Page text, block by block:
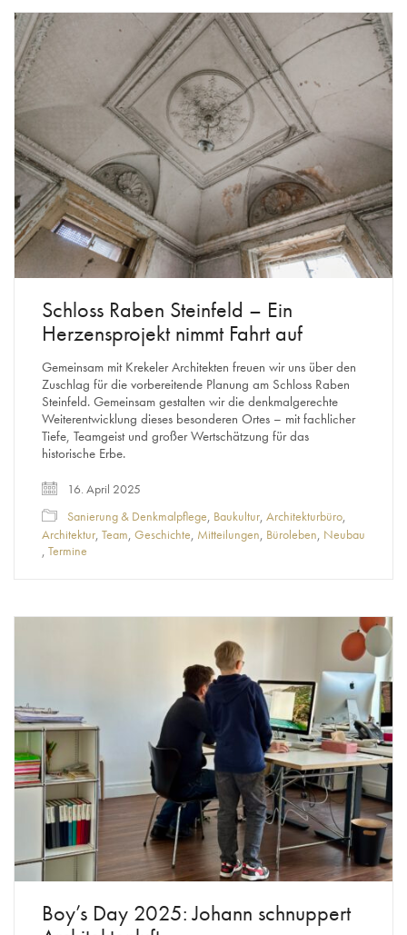
Schloss Raben Steinfeld – Ein
Herzensprojekt nimmt Fahrt auf
Gemeinsam mit Krekeler Architekten freuen wir uns über den
Zuschlag für die vorbereitende Planung am Schloss Raben
Steinfeld. Gemeinsam gestalten wir die denkmalgerechte
Weiterentwicklung dieses besonderen Ortes – mit fachlicher
Tiefe, Teamgeist und großer Wertschätzung für das
historische Erbe.
16. April 2025
Sanierung & Denkmalpflege, Baukultur, Architekturbüro,
Architektur, Team, Geschichte, Mitteilungen, Büroleben, Neubau
, Termine
Boy’s Day 2025: Johann schnuppert